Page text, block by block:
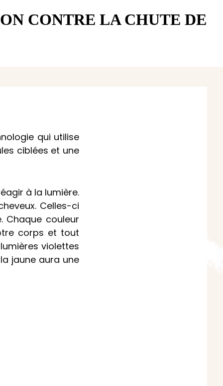
CONTRE LA CHUTE DE
qui utilise
ciblées et une
à la lumière.
Celles-ci
Chaque couleur
corps et tout
violettes
jaune aura une